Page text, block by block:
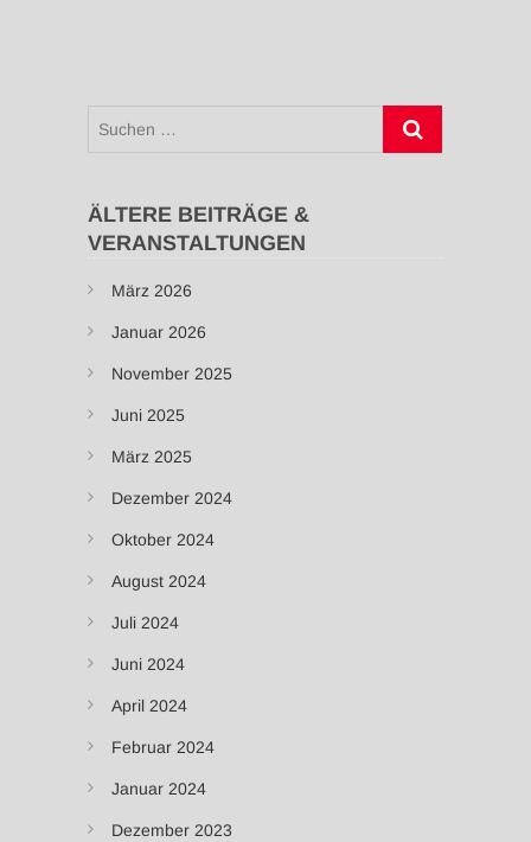
Suchen
ÄLTERE BEITRÄGE &
VERANSTALTUNGEN
März 2026
Januar 2026
November 2025
Juni 2025
März 2025
Dezember 2024
Oktober 2024
August 2024
Juli 2024
Juni 2024
April 2024
Februar 2024
Januar 2024
Dezember 2023